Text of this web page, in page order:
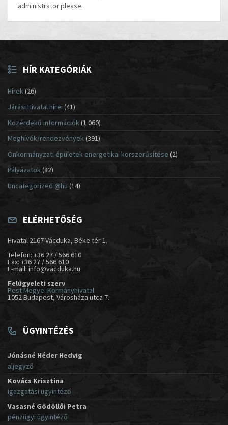
administrator please.
HÍR KATEGÓRIÁK
Hírek(26)
Járási Hivatal hírei (41)
Közérdekű információk(1 060)
Meghívók/rendezvények (391)
Önkormányzati épületek energetikai korszerűsítése (2)
Pályázatok (82)
Uncategorized @hu (14)
ELÉRHETŐSÉG
Hivatal 2167 Vácduka, Béke tér 1.
Telefon: +36 27 / 566 610
Fax: +36 27 / 566 610
E-mail: info@vacduka.hu
Felügyeleti szerv
Pest Megyei Kormányhivatal
1052 Budapest, Városháza utca 7.
ÜGYINTÉZÉS
Jónásné Héder Hedvig
aljegyző
Kovács Krisztina
igazgatási ügyintéző
Vasasné Gödöllői Petra
pénzügyi ügyintéző